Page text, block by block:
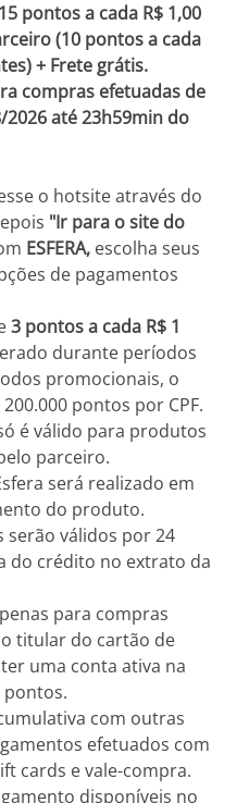
pontos a cada R$ 1,00
(10 pontos a cada
+ Frete grátis.
compras efetuadas de
até 23h59min do
o hotsite através do
"Ir para o site do
ESFERA, escolha seus
de pagamentos
3 pontos a cada R$ 1
durante períodos
promocionais, o
pontos por CPF.
é válido para produtos
parceiro.
será realizado em
do produto.
serão válidos por 24
do crédito no extrato da
para compras
titular do cartão de
uma conta ativa na
pontos.
com outras
efetuados com
cards e vale-compra.
disponíveis no